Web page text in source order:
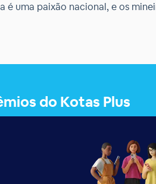
é uma paixão nacional, e os
motivo para se animar: o Trem
exclusiva de Minas Gerais. Com
do Kotas Plus